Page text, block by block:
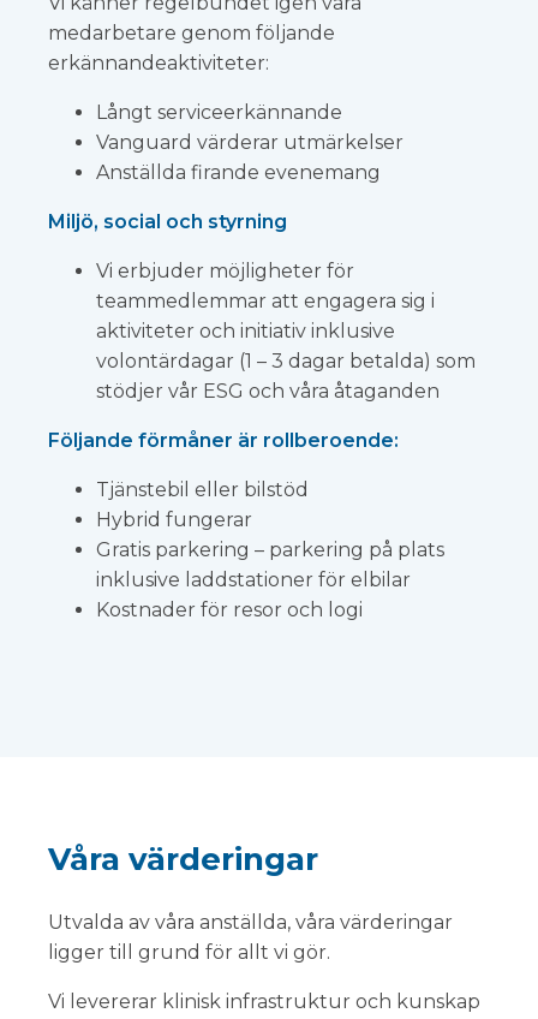
medarbetare genom följande
erkännandeaktiviteter:
Långt serviceerkännande
Vanguard värderar utmärkelser
Anställda firande evenemang
Miljö, social och styrning
Vi erbjuder möjligheter för
teammedlemmar att engagera sig i
aktiviteter och initiativ inklusive
volontärdagar (1 – 3 dagar betalda) som
stödjer vår ESG och våra åtaganden
Följande förmåner är rollberoende:
Tjänstebil eller bilstöd
Hybrid fungerar
Gratis parkering – parkering på plats
inklusive laddstationer för elbilar
Kostnader för resor och logi
Våra värderingar
Utvalda av våra anställda, våra värderingar
ligger till grund för allt vi gör.
Vi levererar klinisk infrastruktur och kunskap